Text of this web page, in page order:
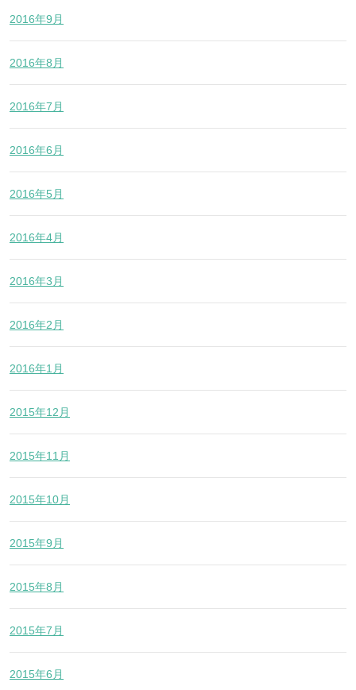
2016年9月
2016年8月
2016年7月
2016年6月
2016年5月
2016年4月
2016年3月
2016年2月
2016年1月
2015年12月
2015年11月
2015年10月
2015年9月
2015年8月
2015年7月
2015年6月